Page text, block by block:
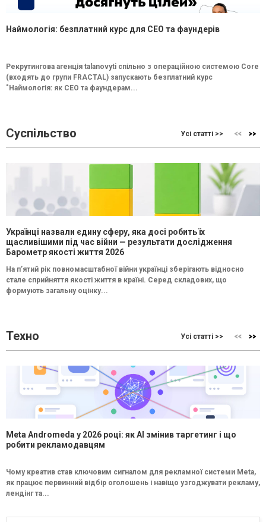
Наймологія: безплатний курс для CEO та фаундерів
Рекрутингова агенція talanovyti спільно з операційною системою Core
(входять до групи FRACTAL) запускають безплатний курс
"Наймологія: як СEO та фаундерам...
Суспільство Усі статті >>
Українці назвали єдину сферу, яка досі робить їх
щасливішими під час війни — результати дослідження
Барометр якості життя 2026
На п’ятий рік повномасштабної війни українці зберігають відносно
стале сприйняття якості життя в країні. Серед складових, що
формують загальну оцінку...
Техно Усі статті >>
Meta Andromeda у 2026 році: як AI змінив таргетинг і що
робити рекламодавцям
Чому креатив став ключовим сигналом для рекламної системи Meta,
як працює первинний відбір оголошень і навіщо узгоджувати рекламу,
лендінг та...